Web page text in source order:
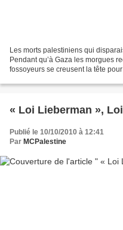
Les morts palestiniens qui
Pendant qu’à Gaza les morgues
fossoyeurs se creusent la tête
« Loi Lieberman »,
Publié le 10/10/2010 à 12:41
Par MCPalestine